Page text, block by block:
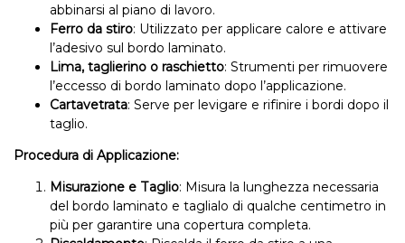
abbinarsi al piano di lavoro.
Ferro da stiro: Utilizzato per applicare calore e attivare
l’adesivo sul bordo laminato.
Lima, taglierino o raschietto: Strumenti per rimuovere
l’eccesso di bordo laminato dopo l’applicazione.
Cartavetrata: Serve per levigare e rifinire i bordi dopo il
taglio.
Procedura di Applicazione:
Misurazione e Taglio: Misura la lunghezza necessaria
del bordo laminato e taglialo di qualche centimetro in
più per garantire una copertura completa.